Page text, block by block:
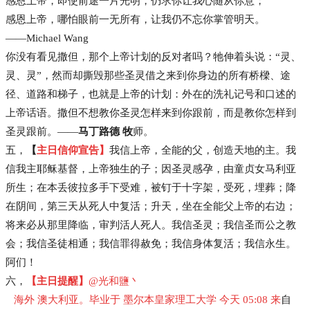
感恩上帝，哪怕眼前一无所有，让我仍不忘你掌管明天。
——Michael Wang
你没有看见撒但，那个上帝计划的反对者吗？牠伸着头说：“灵、
灵、灵”，然而却撕毁那些圣灵借之来到你身边的所有桥樑、途
径、道路和梯子，也就是上帝的计划：外在的洗礼记号和口述的
上帝话语。撒但不想教你圣灵怎样来到你跟前，而是教你怎样到
圣灵跟前。——马丁路德 牧师。
五，
【主日信仰宣告】 我信上帝，全能的父，创造天地的主。我
信我主耶稣基督，上帝独生的子；因圣灵感孕，由童贞女马利亚
所生；在本丢彼拉多手下受难，被钉于十字架，受死，埋葬；降
在阴间，第三天从死人中复活；升天，坐在全能父上帝的右边；
将来必从那里降临，审判活人死人。我信圣灵；我信圣而公之教
会；我信圣徒相通；我信罪得赦免；我信身体复活；我信永生。
阿们！
六，
【主日提醒】 @光和鹽丶
海外 澳大利亚。毕业于 墨尔本皇家理工大学 今天 05:08 来自